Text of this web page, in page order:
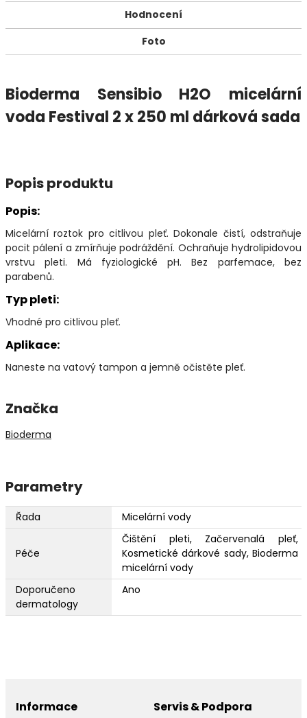
Hodnocení
Foto
Bioderma Sensibio H2O micelární
voda Festival 2 x 250 ml dárková sada
Popis produktu
Popis:
Micelární roztok pro citlivou pleť. Dokonale čistí, odstraňuje
pocit pálení a zmírňuje podráždění. Ochraňuje hydrolipidovou
vrstvu pleti. Má fyziologické pH. Bez parfemace, bez
parabenů.
Typ pleti:
Vhodné pro citlivou pleť.
Aplikace:
Naneste na vatový tampon a jemně očistěte pleť.
Značka
Bioderma
Parametry
Řada Micelární vody
Péče
Čištění pleti, Začervenalá pleť,
Kosmetické dárkové sady, Bioderma
micelární vody
Doporučeno
dermatology
Ano
Informace Servis & Podpora